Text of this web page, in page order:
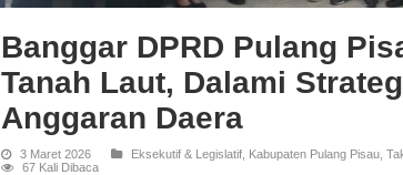
Banggar DPRD Pulang
Tanah Laut, Dalami
Anggaran Daera
3 Maret 2026 Eksekutif & Legislatif, Kabupaten Pulang Pisau,
67 Kali Dibaca